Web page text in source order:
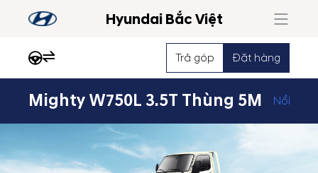
Hyundai Bắc Việt
Trả góp Đặt hàng
Mighty W750L 3.5T Thùng 5M Nổi bật